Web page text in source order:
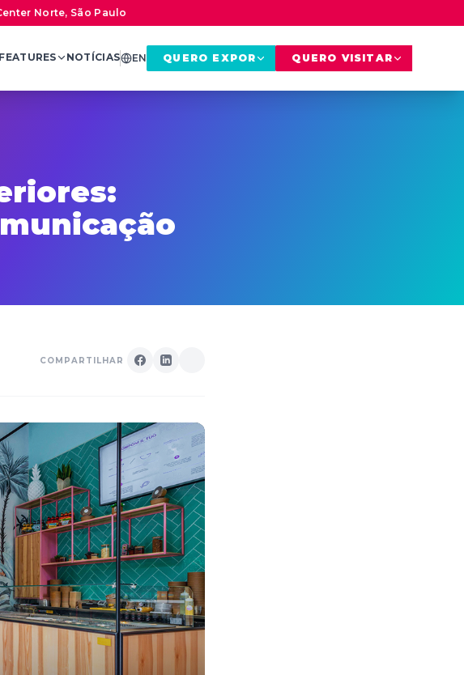
Norte, São Paulo
FEATURES NOTÍCIAS EN QUERO EXPOR QUERO VISITAR
COMPARTILHAR